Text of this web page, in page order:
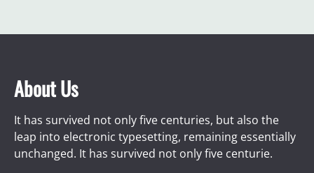
About Us
It has survived not only five centuries, but also the
leap into electronic typesetting, remaining essentially
unchanged. It has survived not only five centurie.